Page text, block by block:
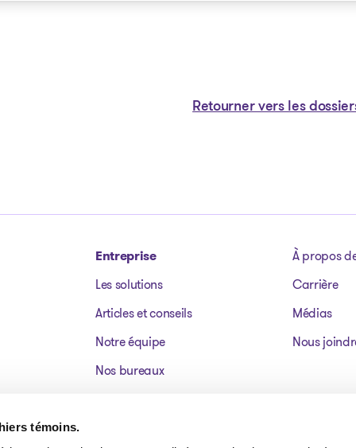
témoins.
Retourner vers les
Entreprise
Les solutions
Articles et conseils
Notre équipe
Nos bureaux
À propos
Carrière
Médias
Nous